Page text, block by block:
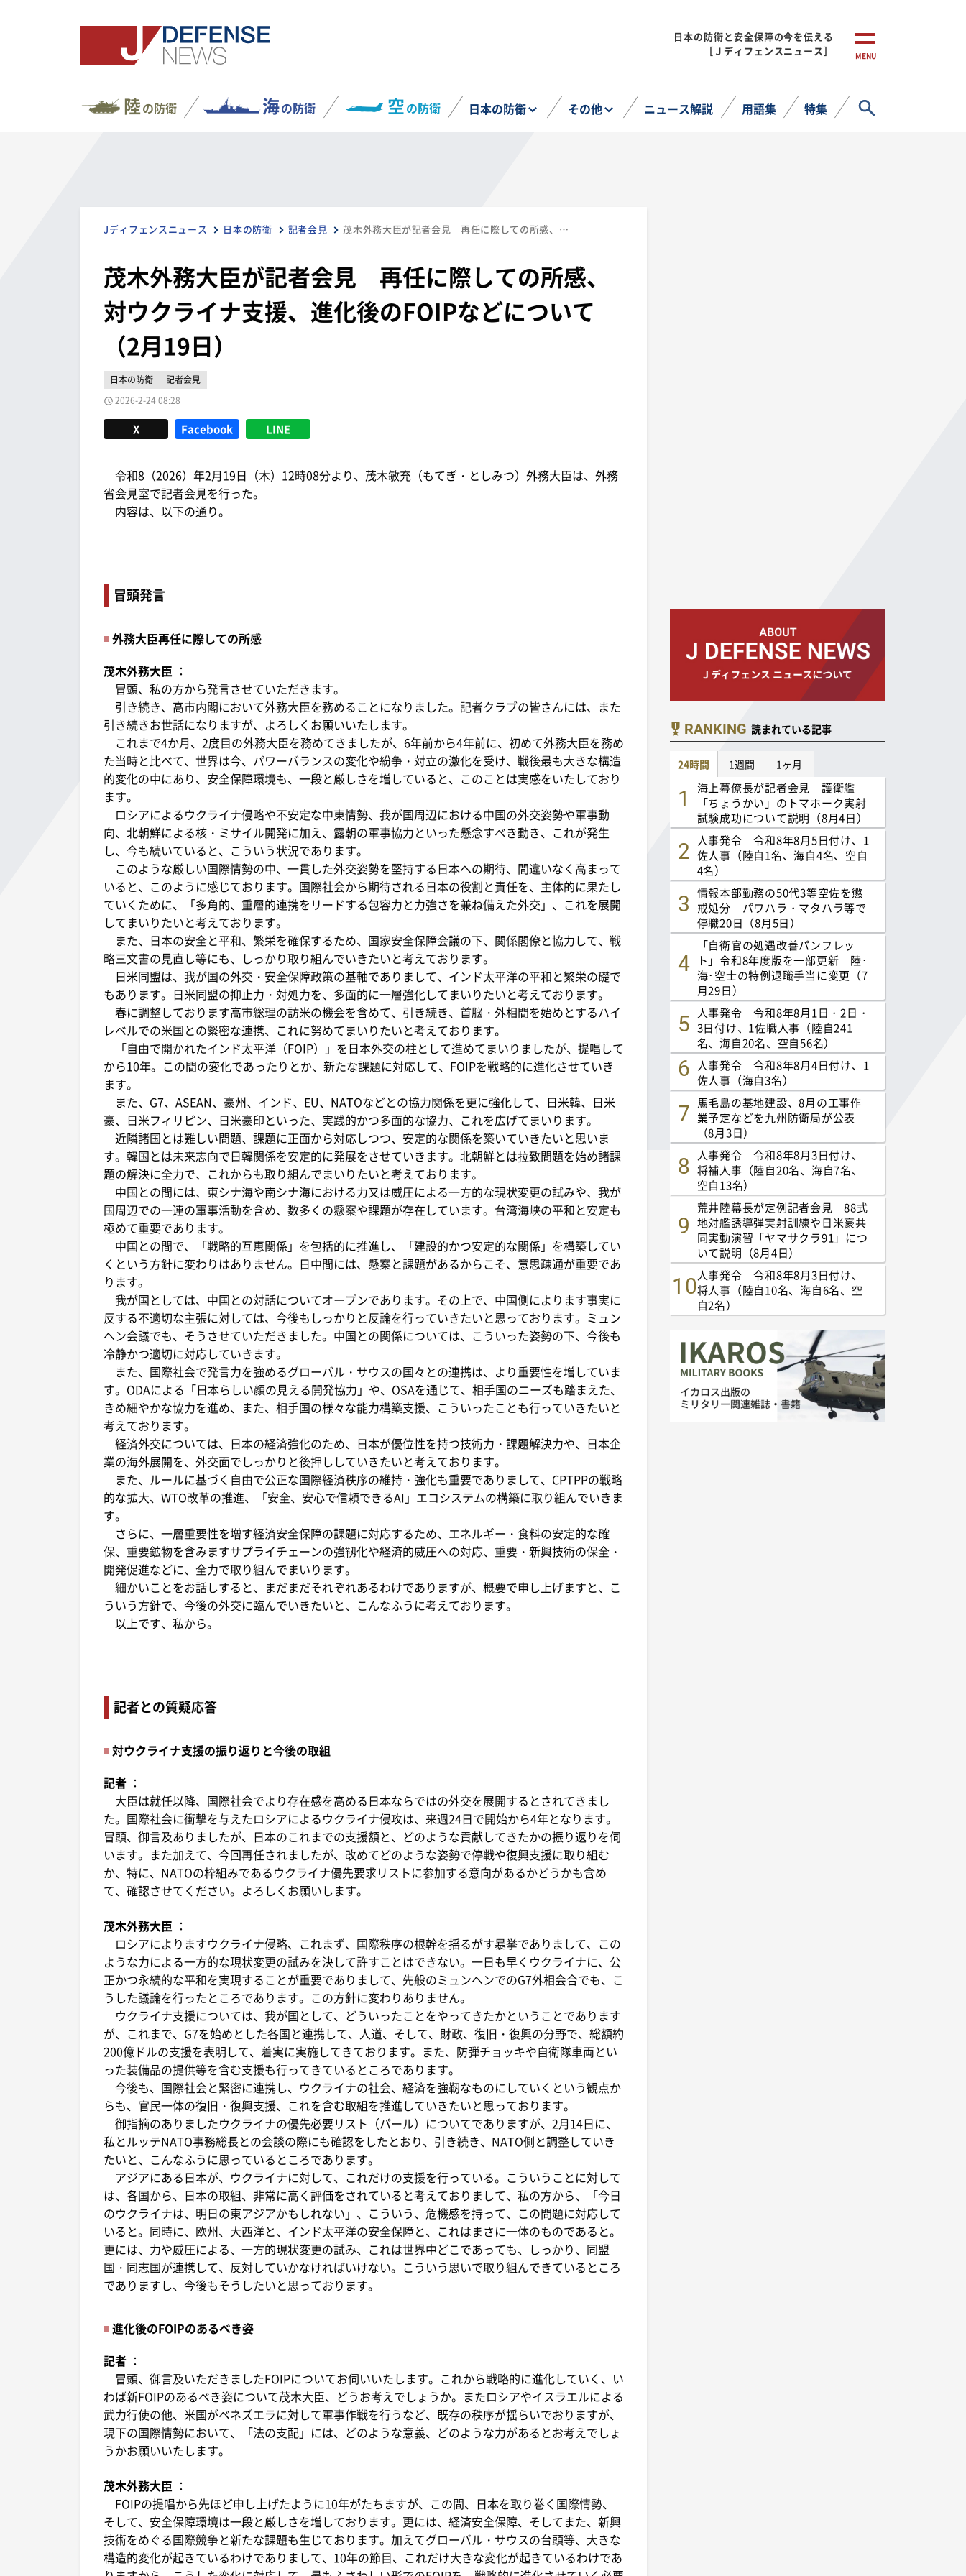
日本の防衛と安全保障の今を伝える
［Ｊディフェンスニュース］
MENU
陸の防衛 海の防衛 空の防衛 日本の防衛 その他 ニュース解説 用語集 特集
Jディフェンスニュース 日本の防衛 記者会見 茂木外務大臣が記者会見 再任に際しての所感、対ウクライナ支援、進化後のFOIPなどについて（2月19日）
茂木外務大臣が記者会見 再任に際しての所感、
対ウクライナ支援、進化後のFOIPなどについて
（2月19日）
日本の防衛
記者会見
2026-2-24 08:28
X Facebook LINE
令和8（2026）年2月19日（木）12時08分より、茂木敏充（もてぎ・としみつ）外務大臣は、外務
省会見室で記者会見を行った。
内容は、以下の通り。
冒頭発言
外務大臣再任に際しての所感
茂木外務大臣 ：
冒頭、私の方から発言させていただきます。
引き続き、高市内閣において外務大臣を務めることになりました。記者クラブの皆さんには、また
引き続きお世話になりますが、よろしくお願いいたします。
これまで4か月、2度目の外務大臣を務めてきましたが、6年前から4年前に、初めて外務大臣を務め
た当時と比べて、世界は今、パワーバランスの変化や紛争・対立の激化を受け、戦後最も大きな構造
的変化の中にあり、安全保障環境も、一段と厳しさを増していると、このことは実感をいたしており
ます。
ロシアによるウクライナ侵略や不安定な中東情勢、我が国周辺における中国の外交姿勢や軍事動
向、北朝鮮による核・ミサイル開発に加え、露朝の軍事協力といった懸念すべき動き、これが発生
し、今も続いていると、こういう状況であります。
このような厳しい国際情勢の中、一貫した外交姿勢を堅持する日本への期待、間違いなく高まって
いると、このように感じております。国際社会から期待される日本の役割と責任を、主体的に果たし
ていくために、「多角的、重層的連携をリードする包容力と力強さを兼ね備えた外交」、これを展開
してまいりたいと考えております。
また、日本の安全と平和、繁栄を確保するため、国家安全保障会議の下、関係閣僚と協力して、戦
略三文書の見直し等にも、しっかり取り組んでいきたいと考えております。
日米同盟は、我が国の外交・安全保障政策の基軸でありまして、インド太平洋の平和と繁栄の礎で
もあります。日米同盟の抑止力・対処力を、多面的に一層強化してまいりたいと考えております。
春に調整しております高市総理の訪米の機会を含めて、引き続き、首脳・外相間を始めとするハイ
レベルでの米国との緊密な連携、これに努めてまいりたいと考えております。
「自由で開かれたインド太平洋（FOIP）」を日本外交の柱として進めてまいりましたが、提唱して
から10年。この間の変化であったりとか、新たな課題に対応して、FOIPを戦略的に進化させていき
ます。
また、G7、ASEAN、豪州、インド、EU、NATOなどとの協力関係を更に強化して、日米韓、日米
豪、日米フィリピン、日米豪印といった、実践的かつ多面的な協力、これを広げてまいります。
近隣諸国とは難しい問題、課題に正面から対応しつつ、安定的な関係を築いていきたいと思いま
す。韓国とは未来志向で日韓関係を安定的に発展をさせていきます。北朝鮮とは拉致問題を始め諸課
題の解決に全力で、これからも取り組んでまいりたいと考えております。
中国との間には、東シナ海や南シナ海における力又は威圧による一方的な現状変更の試みや、我が
国周辺での一連の軍事活動を含め、数多くの懸案や課題が存在しています。台湾海峡の平和と安定も
極めて重要であります。
中国との間で、「戦略的互恵関係」を包括的に推進し、「建設的かつ安定的な関係」を構築してい
くという方針に変わりはありません。日中間には、懸案と課題があるからこそ、意思疎通が重要であ
ります。
我が国としては、中国との対話についてオープンであります。その上で、中国側によります事実に
反する不適切な主張に対しては、今後もしっかりと反論を行っていきたいと思っております。ミュン
ヘン会議でも、そうさせていただきました。中国との関係については、こういった姿勢の下、今後も
冷静かつ適切に対応していきます。
また、国際社会で発言力を強めるグローバル・サウスの国々との連携は、より重要性を増していま
す。ODAによる「日本らしい顔の見える開発協力」や、OSAを通じて、相手国のニーズも踏まえた、
きめ細やかな協力を進め、また、相手国の様々な能力構築支援、こういったことも行っていきたいと
考えております。
経済外交については、日本の経済強化のため、日本が優位性を持つ技術力・課題解決力や、日本企
業の海外展開を、外交面でしっかりと後押ししていきたいと考えております。
また、ルールに基づく自由で公正な国際経済秩序の維持・強化も重要でありまして、CPTPPの戦略
的な拡大、WTO改革の推進、「安全、安心で信頼できるAI」エコシステムの構築に取り組んでいきま
す。
さらに、一層重要性を増す経済安全保障の課題に対応するため、エネルギー・食料の安定的な確
保、重要鉱物を含みますサプライチェーンの強靱化や経済的威圧への対応、重要・新興技術の保全・
開発促進などに、全力で取り組んでまいります。
細かいことをお話しすると、まだまだそれぞれあるわけでありますが、概要で申し上げますと、こ
ういう方針で、今後の外交に臨んでいきたいと、こんなふうに考えております。
以上です、私から。
記者との質疑応答
対ウクライナ支援の振り返りと今後の取組
記者 ：
大臣は就任以降、国際社会でより存在感を高める日本ならではの外交を展開するとされてきまし
た。国際社会に衝撃を与えたロシアによるウクライナ侵攻は、来週24日で開始から4年となります。
冒頭、御言及ありましたが、日本のこれまでの支援額と、どのような貢献してきたかの振り返りを伺
います。また加えて、今回再任されましたが、改めてどのような姿勢で停戦や復興支援に取り組む
か、特に、NATOの枠組みであるウクライナ優先要求リストに参加する意向があるかどうかも含め
て、確認させてください。よろしくお願いします。
茂木外務大臣 ：
ロシアによりますウクライナ侵略、これまず、国際秩序の根幹を揺るがす暴挙でありまして、この
ような力による一方的な現状変更の試みを決して許すことはできない。一日も早くウクライナに、公
正かつ永続的な平和を実現することが重要でありまして、先般のミュンヘンでのG7外相会合でも、こ
うした議論を行ったところであります。この方針に変わりありません。
ウクライナ支援については、我が国として、どういったことをやってきたかということであります
が、これまで、G7を始めとした各国と連携して、人道、そして、財政、復旧・復興の分野で、総額約
200億ドルの支援を表明して、着実に実施してきております。また、防弾チョッキや自衛隊車両とい
った装備品の提供等を含む支援も行ってきているところであります。
今後も、国際社会と緊密に連携し、ウクライナの社会、経済を強靭なものにしていくという観点か
らも、官民一体の復旧・復興支援、これを含む取組を推進していきたいと思っております。
御指摘のありましたウクライナの優先必要リスト（パール）についてでありますが、2月14日に、
私とルッテNATO事務総長との会談の際にも確認をしたとおり、引き続き、NATO側と調整していき
たいと、こんなふうに思っているところであります。
アジアにある日本が、ウクライナに対して、これだけの支援を行っている。こういうことに対して
は、各国から、日本の取組、非常に高く評価をされていると考えておりまして、私の方から、「今日
のウクライナは、明日の東アジアかもしれない」、こういう、危機感を持って、この問題に対応して
いると。同時に、欧州、大西洋と、インド太平洋の安全保障と、これはまさに一体のものであると。
更には、力や威圧による、一方的現状変更の試み、これは世界中どこであっても、しっかり、同盟
国・同志国が連携して、反対していかなければいけない。こういう思いで取り組んできているところ
でありますし、今後もそうしたいと思っております。
進化後のFOIPのあるべき姿
記者 ：
冒頭、御言及いただきましたFOIPについてお伺いいたします。これから戦略的に進化していく、い
わば新FOIPのあるべき姿について茂木大臣、どうお考えでしょうか。またロシアやイスラエルによる
武力行使の他、米国がベネズエラに対して軍事作戦を行うなど、既存の秩序が揺らいでおりますが、
現下の国際情勢において、「法の支配」には、どのような意義、どのような力があるとお考えでしょ
うかお願いいたします。
茂木外務大臣 ：
FOIPの提唱から先ほど申し上げたように10年がたちますが、この間、日本を取り巻く国際情勢、
そして、安全保障環境は一段と厳しさを増しております。更には、経済安全保障、そしてまた、新興
技術をめぐる国際競争と新たな課題も生じております。加えてグローバル・サウスの台頭等、大きな
構造的変化が起きているわけでありまして、10年の節目、これだけ大きな変化が起きているわけであ
RANKING 読まれている記事
24時間 1週間 1ヶ月
海上幕僚長が記者会見 護衛艦
「ちょうかい」のトマホーク実射
試験成功について説明（8月4日）
人事発令 令和8年8月5日付け、1
佐人事（陸自1名、海自4名、空自
4名）
情報本部勤務の50代3等空佐を懲
戒処分 パワハラ・マタハラ等で
停職20日（8月5日）
「自衛官の処遇改善パンフレッ
ト」令和8年度版を一部更新 陸･
海･空士の特例退職手当に変更（7
月29日）
人事発令 令和8年8月1日・2日・
3日付け、1佐職人事（陸自241
名、海自20名、空自56名）
人事発令 令和8年8月4日付け、1
佐人事（海自3名）
馬毛島の基地建設、8月の工事作
業予定などを九州防衛局が公表
（8月3日）
人事発令 令和8年8月3日付け、
将補人事（陸自20名、海自7名、
空自13名）
荒井陸幕長が定例記者会見 88式
地対艦誘導弾実射訓練や日米豪共
同実動演習「ヤマサクラ91」につ
いて説明（8月4日）
人事発令 令和8年8月3日付け、
将人事（陸自10名、海自6名、空
自2名）